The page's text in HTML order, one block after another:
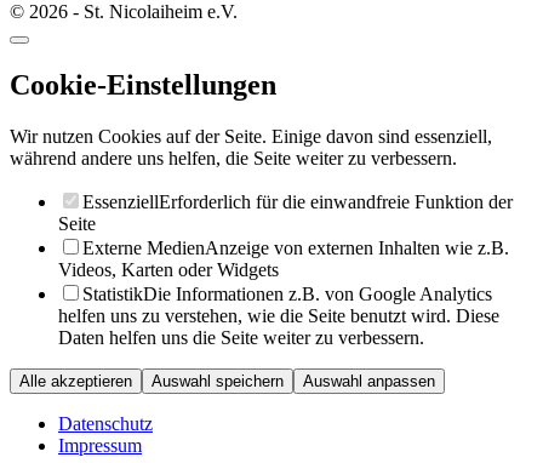
© 2026 - St. Nicolaiheim e.V.
Cookie-Einstellungen
Wir nutzen Cookies auf der Seite. Einige davon sind essenziell,
während andere uns helfen, die Seite weiter zu verbessern.
EssenziellErforderlich für die einwandfreie Funktion der
Seite
Externe MedienAnzeige von externen Inhalten wie z.B.
Videos, Karten oder Widgets
StatistikDie Informationen z.B. von Google Analytics
helfen uns zu verstehen, wie die Seite benutzt wird. Diese
Daten helfen uns die Seite weiter zu verbessern.
Alle akzeptieren Auswahl speichern Auswahl anpassen
Datenschutz
Impressum